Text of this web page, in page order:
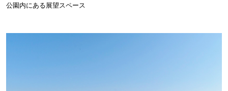
公園内にある展望スペース